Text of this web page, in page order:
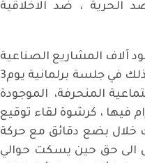
، ضد الاخلاقية
آلاف المشاريع الصناعية
و الزراعية و الخدمية (المتلكئة) و (المتوقفة) عن العمل ،بما كلفتها المقدرة بأكثر من ثلاثمائة مليار دولار ، كما اعلن عن ذلك في جلسة برلمانية يوم3
المنحرفة، الموجودة
فيها ، كرشوة لقاء توقيع
خلال بضع دقائق مع حركة
الى حق حين يسكت حوالي